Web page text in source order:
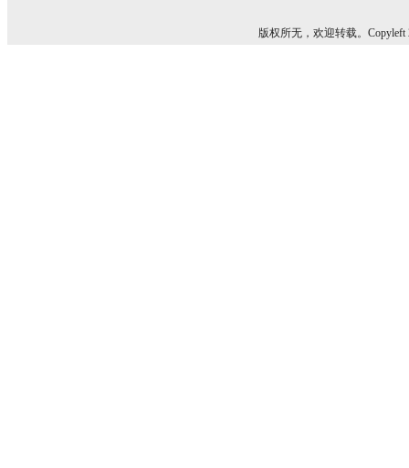
版权所无，欢迎转载。